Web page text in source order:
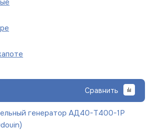
Сравнить
генератор АД40-Т400-1Р